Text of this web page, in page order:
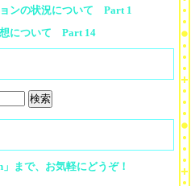
ンの状況について Part 1
想について Part 14
まで、お気軽にどうぞ！